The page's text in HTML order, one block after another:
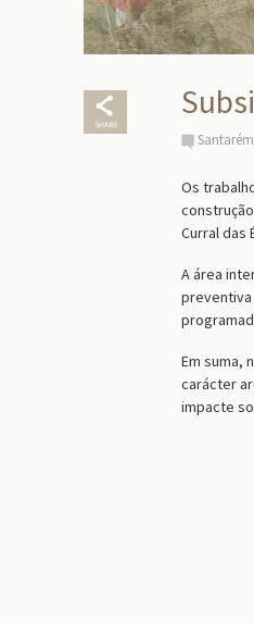
Santarém
Os
Curral das
A área
preventiva
Em suma,
carácter
impacte